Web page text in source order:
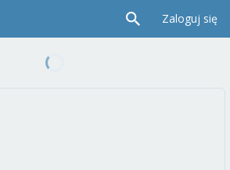
Zaloguj się